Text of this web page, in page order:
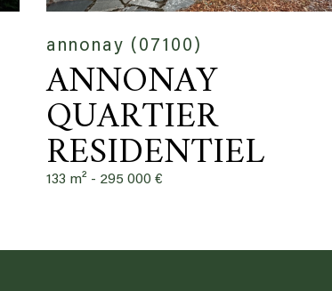
annonay (07100)
ANNONAY
QUARTIER
RESIDENTIEL
133 m² - 295 000 €